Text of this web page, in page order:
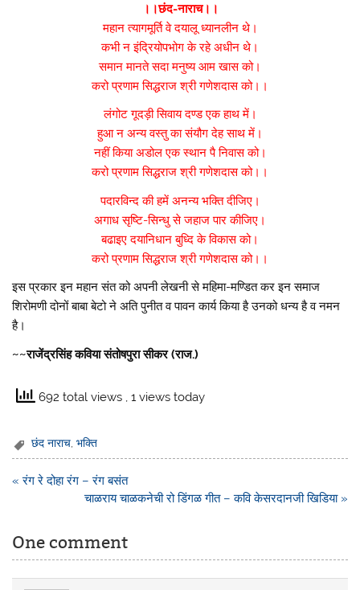
।।छंद-नाराच।।
महान त्यागमूर्ति वे दयालू ध्यानलीन थे।
कभी न इंद्रियोपभोग के रहे अधीन थे।
समान मानते सदा मनुष्य आम खास को।
करो प्रणाम सिद्धराज श्री गणेशदास को।।
लंगोट गूदड़ी सिवाय दण्ड एक हाथ में।
हुआ न अन्य वस्तु का संयौग देह साथ में।
नहीं किया अडोल एक स्थान पै निवास को।
करो प्रणाम सिद्धराज श्री गणेशदास को।।
पदारविन्द की हमें अनन्य भक्ति दीजिए।
अगाध सृष्टि-सिन्धु से जहाज पार कीजिए।
बढाइए दयानिधान बुध्दि के विकास को।
करो प्रणाम सिद्धराज श्री गणेशदास को।।
इस प्रकार इन महान संत को अपनी लेखनी से महिमा-मण्डित कर इन समाज
शिरोमणी दोनों बाबा बेटो ने अति पुनीत व पावन कार्य किया है उनको धन्य है व नमन
है।
~~राजेंद्रसिंह कविया संतोषपुरा सीकर (राज.)
692 total views , 1 views today
छंद नाराच,भक्ति
Post
« रंग रे दोहा रंग – रंग बसंत
चाळराय चाळकनेची रो डिंगळ गीत – कवि केसरदानजी खिडिया »
One comment